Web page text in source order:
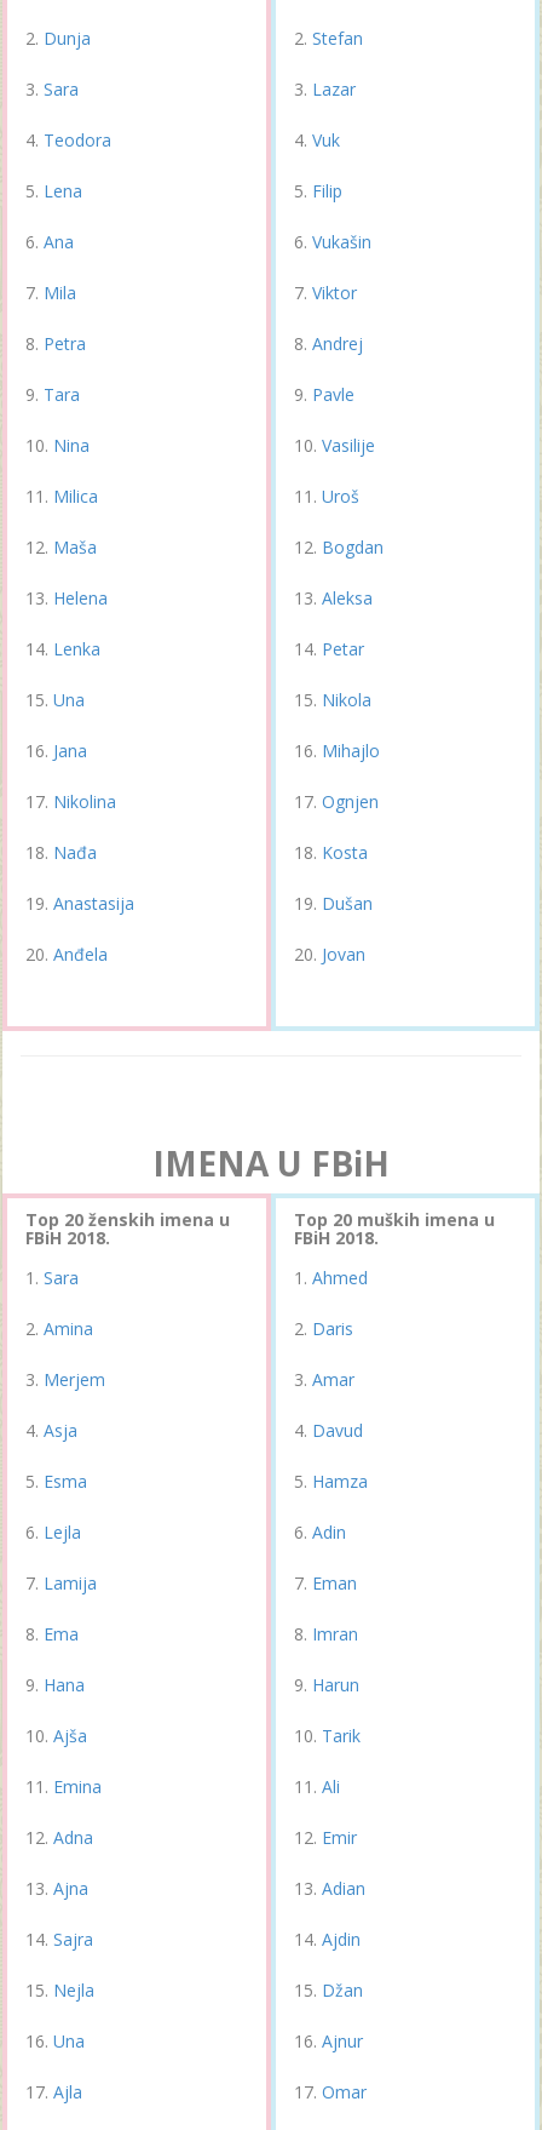
Dunja
Sara
Teodora
Lena
Ana
Mila
Petra
Tara
Nina
Milica
Maša
Helena
Lenka
Una
Jana
Nikolina
Nađa
Anastasija
Anđela
Stefan
Lazar
Vuk
Filip
Vukašin
Viktor
Andrej
Pavle
Vasilije
Uroš
Bogdan
Aleksa
Petar
Nikola
Mihajlo
Ognjen
Kosta
Dušan
Jovan
IMENA U FBiH
Top 20 ženskih imena u
FBiH 2018.
Sara
Amina
Merjem
Asja
Esma
Lejla
Lamija
Ema
Hana
Ajša
Emina
Adna
Ajna
Sajra
Nejla
Una
Ajla
Top 20 muških imena u
FBiH 2018.
Ahmed
Daris
Amar
Davud
Hamza
Adin
Eman
Imran
Harun
Tarik
Ali
Emir
Adian
Ajdin
Džan
Ajnur
Omar